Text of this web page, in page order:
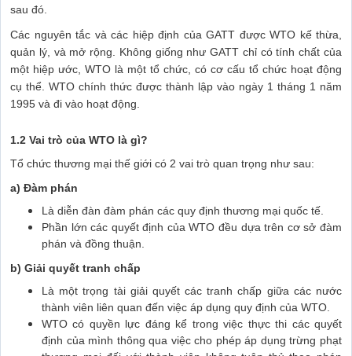
sau đó.
Các nguyên tắc và các hiệp định của GATT được WTO kế thừa,
quản lý, và mở rộng. Không giống như GATT chỉ có tính chất của
một hiệp ước, WTO là một tổ chức, có cơ cấu tổ chức hoạt động
cụ thể. WTO chính thức được thành lập vào ngày 1 tháng 1 năm
1995 và đi vào hoạt động.
1.2 Vai trò của WTO là gì?
Tổ chức thương mại thế giới có 2 vai trò quan trọng như sau:
a) Đàm phán
Là diễn đàn đàm phán các quy định thương mại quốc tế.
Phần lớn các quyết định của WTO đều dựa trên cơ sở đàm
phán và đồng thuận.
b) Giải quyết tranh chấp
Là một trọng tài giải quyết các tranh chấp giữa các nước
thành viên liên quan đến việc áp dụng quy định của WTO.
WTO có quyền lực đáng kể trong việc thực thi các quyết
định của mình thông qua việc cho phép áp dụng trừng phạt